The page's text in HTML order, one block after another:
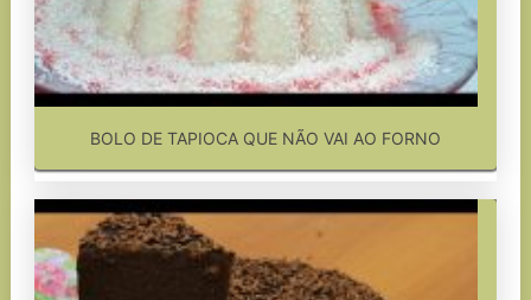
BOLO DE TAPIOCA QUE NÃO VAI AO FORNO